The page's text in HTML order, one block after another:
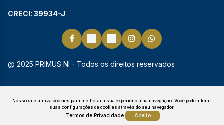
Nosso site utiliza cookies para melhorar a sua experiência na navegação. Você pode alterar
suas configurações de cookies através do seu navegador.
Termos de Privacidade Aceito
CRECI: 39934-J
@ 2025 PRIMUS NI - Todos os direitos reservados